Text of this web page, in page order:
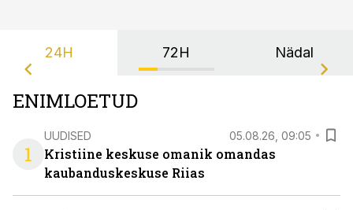
24H 72H Nädal
ENIMLOETUD
1
UUDISED 05.08.26, 09:05
Kristiine keskuse omanik omandas
kaubanduskeskuse Riias